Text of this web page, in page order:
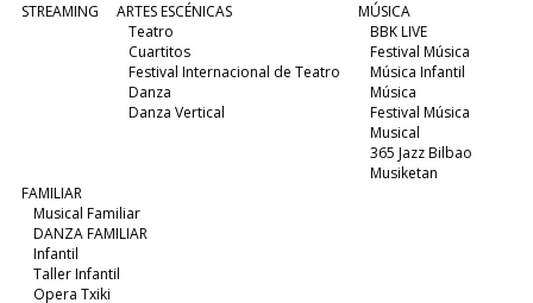
STREAMING
ARTES ESCÉNICAS
Teatro
Cuartitos
Festival Internacional de Teatro
Danza
Danza Vertical
MÚSICA
BBK LIVE
Festival Música
Música Infantil
Música
Festival Música
Musical
365 Jazz Bilbao
Musiketan
FAMILIAR
Musical Familiar
DANZA FAMILIAR
Infantil
Taller Infantil
Opera Txiki